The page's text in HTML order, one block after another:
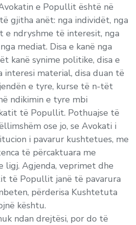
e Popullit është në
gjitha anët: nga individët, nga
e ndryshme të interesit, nga
mediat. Disa e kanë nga
kanë synime politike, disa e
interesi material, disa duan të
e tyre, kurse të n-tët
ndikimin e tyre mbi
të Popullit. Pothuajse të
ose jo, se Avokati i
i pavarur kushtetues, me
të përcaktuara me
ligj. Agjenda, veprimet dhe
të Popullit janë të pavarura
përderisa Kushtetuta
kështu.
ndan drejtësi, por do të